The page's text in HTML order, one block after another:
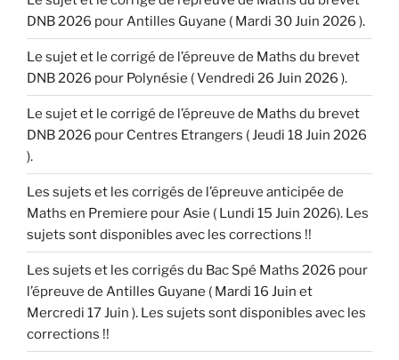
DNB 2026 pour Antilles Guyane ( Mardi 30 Juin 2026 ).
Le sujet et le corrigé de l’épreuve de Maths du brevet
DNB 2026 pour Polynésie ( Vendredi 26 Juin 2026 ).
Le sujet et le corrigé de l’épreuve de Maths du brevet
DNB 2026 pour Centres Etrangers ( Jeudi 18 Juin 2026
).
Les sujets et les corrigés de l’épreuve anticipée de
Maths en Premiere pour Asie ( Lundi 15 Juin 2026). Les
sujets sont disponibles avec les corrections !!
Les sujets et les corrigés du Bac Spé Maths 2026 pour
l’épreuve de Antilles Guyane ( Mardi 16 Juin et
Mercredi 17 Juin ). Les sujets sont disponibles avec les
corrections !!